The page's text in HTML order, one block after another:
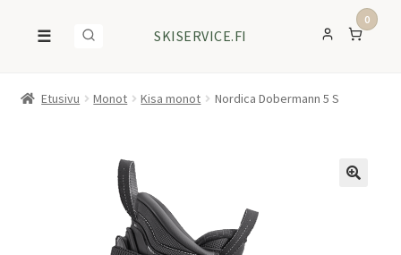
☰ SKISERVICE.FI
0
Etusivu Monot Kisa monot Nordica Dobermann 5 S